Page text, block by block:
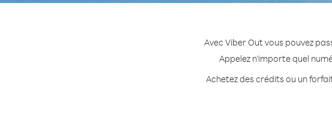
Avec Viber Out vous pouvez
Appelez n'importe quel
Achetez des crédits ou un